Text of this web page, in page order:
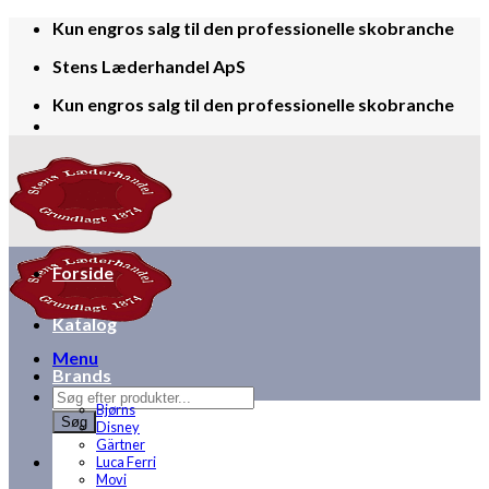
Skip
content
Kun engros salg til den professionelle skobranche
Stens Læderhandel ApS
Kun engros salg til den professionelle skobranche
Menu
Products
search
Søg
Forside
Katalog
Brands
Bjørns
Disney
Gärtner
Luca Ferri
Movi